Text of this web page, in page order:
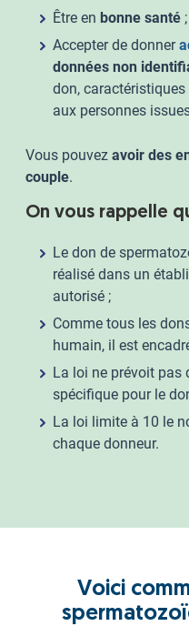
Être en bonne santé ;
Accepter de donner
données non
don,
aux personnes
Vous pouvez avoir des
couple.
On vous rappelle
Le don de
réalisé dans un
autorisé ;
Comme tous les
humain, il est
La loi ne prévoit pas
spécifique pour le
La loi limite à 10 le
chaque donneur.
Voici